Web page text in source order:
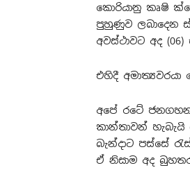
කොරියානු කෘෂි
පුහුණුව ලබාදෙන
අවස්ථාවට අද
එහිදී අමාත්‍යවරයා
අපේ රටේ
කාන්තාවන්
බැන්දාට පස්සේ
ඒ නිසාම අද